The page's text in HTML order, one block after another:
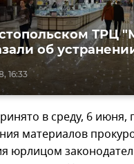
16:33
ТРЦ
об
в среду, 6 июня,
материалов
юрлицом